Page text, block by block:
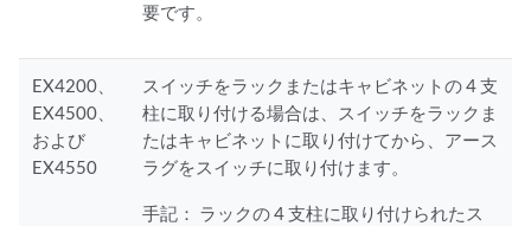
要です。
EX4200、
EX4500、
および
EX4550
スイッチをラックまたはキャビネットの 4 支
柱に取り付ける場合は、スイッチをラックま
たはキャビネットに取り付けてから、アース
ラグをスイッチに取り付けます。
手記： ラックの 4 支柱に取り付けられたス